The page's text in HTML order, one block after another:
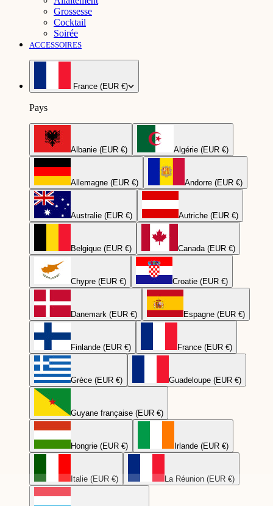
Grossesse
Cocktail
Soirée
ACCESSOIRES
France (EUR €)
Pays
Albanie (EUR €) Algérie (EUR €)
Allemagne (EUR €) Andorre (EUR €)
Australie (EUR €) Autriche (EUR €)
Belgique (EUR €) Canada (EUR €)
Chypre (EUR €) Croatie (EUR €)
Danemark (EUR €) Espagne (EUR €)
Finlande (EUR €) France (EUR €)
Grèce (EUR €) Guadeloupe (EUR €)
Guyane française (EUR €)
Hongrie (EUR €) Irlande (EUR €)
Italie (EUR €) La Réunion (EUR €)